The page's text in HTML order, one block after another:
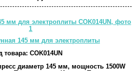
145 мм для электроплиты
товара: COK014UN
диаметр 145 мм, мощность 1500W